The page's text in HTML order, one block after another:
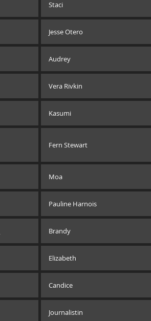
Staci
Jesse Otero
Audrey
Vera Rivkin
Kasumi
Fern Stewart
Moa
Pauline Harnois
Brandy
Elizabeth
Candice
Journalistin